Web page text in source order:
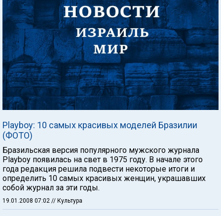
Playboy: 10 самых красивых моделей Бразилии
(ФОТО)
Бразильская версия популярного мужского журнала
Playboy появилась на свет в 1975 году. В начале этого
года редакция решила подвести некоторые итоги и
определить 10 самых красивых женщин, украшавших
собой журнал за эти годы.
19.01.2008 07:02 // Культура